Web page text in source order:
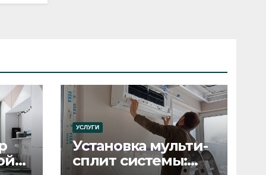
УСЛУГИ
Установка мульти-
сплит системы: